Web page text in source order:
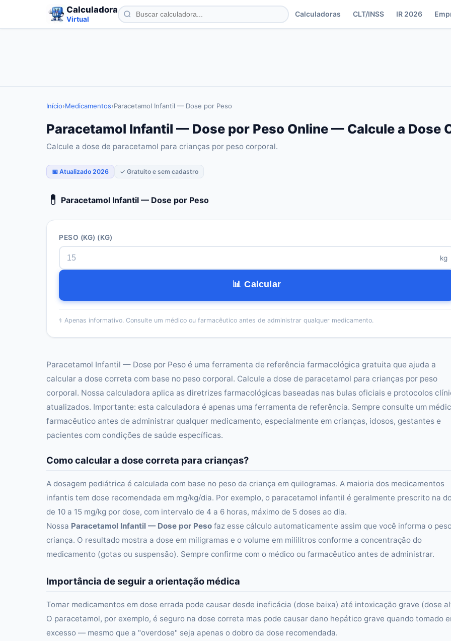
Calculadora
Virtual
Calculadoras CLT/INSS IR 2026
Início›Medicamentos›Paracetamol Infantil — Dose por Peso
Paracetamol Infantil — Dose por Peso Online — Calcule a Dose
Calcule a dose de paracetamol para crianças por peso corporal.
📅 Atualizado 2026 ✓ Gratuito e sem cadastro
💊 Paracetamol Infantil — Dose por Peso
PESO (KG) (KG)
kg
📊 Calcular
⚕️ Apenas informativo. Consulte um médico ou farmacêutico antes de administrar qualquer medicamento.
Paracetamol Infantil — Dose por Peso é uma ferramenta de referência farmacológica gratuita que ajuda a
calcular a dose correta com base no peso corporal. Calcule a dose de paracetamol para crianças por peso
corporal. Nossa calculadora aplica as diretrizes farmacológicas baseadas nas bulas oficiais e protocolos
atualizados. Importante: esta calculadora é apenas uma ferramenta de referência. Sempre consulte um
farmacêutico antes de administrar qualquer medicamento, especialmente em crianças, idosos, gestantes e
pacientes com condições de saúde específicas.
Como calcular a dose correta para crianças?
A dosagem pediátrica é calculada com base no peso da criança em quilogramas. A maioria dos medicamentos
infantis tem dose recomendada em mg/kg/dia. Por exemplo, o paracetamol infantil é geralmente prescrito na
de 10 a 15 mg/kg por dose, com intervalo de 4 a 6 horas, máximo de 5 doses ao dia.
Nossa Paracetamol Infantil — Dose por Peso faz esse cálculo automaticamente assim que você informa o
criança. O resultado mostra a dose em miligramas e o volume em mililitros conforme a concentração do
medicamento (gotas ou suspensão). Sempre confirme com o médico ou farmacêutico antes de administrar.
Importância de seguir a orientação médica
Tomar medicamentos em dose errada pode causar desde ineficácia (dose baixa) até intoxicação grave (dose
O paracetamol, por exemplo, é seguro na dose correta mas pode causar dano hepático grave quando tomado
excesso — mesmo que a "overdose" seja apenas o dobro da dose recomendada.